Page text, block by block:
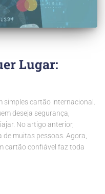
Lugar:
simples cartão internacional.
deseja segurança,
No artigo anterior,
muitas pessoas. Agora,
cartão confiável faz toda